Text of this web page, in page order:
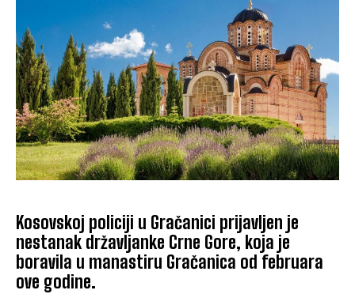
Kosovskoj policiji u Gračanici prijavljen je
nestanak državljanke Crne Gore, koja je
boravila u manastiru Gračanica od februara
ove godine.